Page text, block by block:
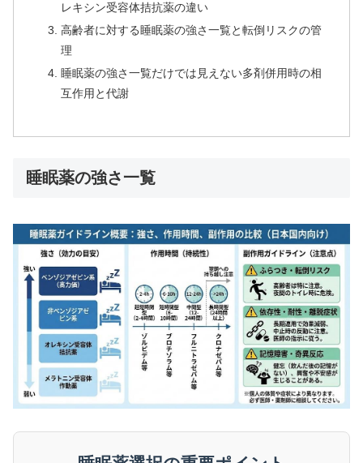
レキシン受容体拮抗薬の違い
高齢者に対する睡眠薬の強さ一覧と転倒リスクの管
理
睡眠薬の強さ一覧だけでは見えない多剤併用時の相
互作用と代謝
睡眠薬の強さ一覧